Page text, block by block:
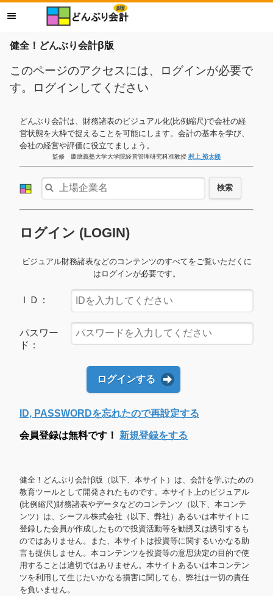
健全！どんぶり会計β版
このページのアクセスには、ログインが必要で
す。ログインしてください
どんぶり会計は、財務諸表のビジュアル化(比例縮尺)で会社の経
営状態を大枠で捉えることを可能にします。会計の基本を学び、
会社の経営や評価に役立てましょう。
監修 慶應義塾大学大学院経営管理研究科准教授 村上 裕太郎
検索
ログイン (LOGIN)
ビジュアル財務諸表などのコンテンツのすべてをご覧いただくに
はログインが必要です。
ＩＤ：
パスワー
ド：
ログインする
ID, PASSWORDを忘れたので再設定する
会員登録は無料です！ 新規登録をする
健全！どんぶり会計β版（以下、本サイト）は、会計を学ぶための
教育ツールとして開発されたものです。本サイト上のビジュアル
(比例縮尺)財務諸表やデータなどのコンテンツ（以下、本コンテ
ンツ）は、シーフル株式会社（以下、弊社）あるいは本サイトに
登録した会員が作成したもので投資活動等を勧誘又は誘引するも
のではありません。また、本サイトは投資等に関するいかなる助
言も提供しません。本コンテンツを投資等の意思決定の目的で使
用することは適切ではありません。本サイトあるいは本コンテン
ツを利用して生じたいかなる損害に関しても、弊社は一切の責任
を負いません。